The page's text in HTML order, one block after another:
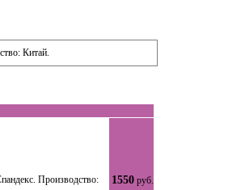
Китай.
Производство:
1550 руб.